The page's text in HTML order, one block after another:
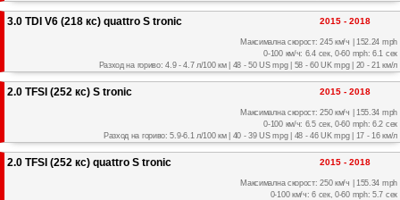
3.0 TDI V6 (218 кс) quattro S tronic 2015 - 2018
Максимална скорост: 245 км/ч | 152.24 mph
0-100 км/ч: 6.4 сек, 0-60 mph: 6.1 сек
Разход на гориво: 4.9 - 4.7 л/100 км | 48 - 50 US mpg | 58 - 60 UK mpg | 20 - 21 км/л
2.0 TFSI (252 кс) S tronic 2015 - 2018
Максимална скорост: 250 км/ч | 155.34 mph
0-100 км/ч: 6.5 сек, 0-60 mph: 6.2 сек
Разход на гориво: 5.9-6.1 л/100 км | 40 - 39 US mpg | 48 - 46 UK mpg | 17 - 16 км/л
2.0 TFSI (252 кс) quattro S tronic 2015 - 2018
Максимална скорост: 250 км/ч | 155.34 mph
0-100 км/ч: 6 сек, 0-60 mph: 5.7 сек